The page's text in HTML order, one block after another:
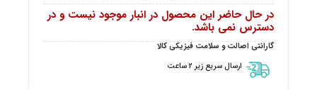
در حال حاضر این محصول در انبار موجود نیست و در
دسترس نمی باشد.
گارانتی اصالت و سلامت فیزیکی کالا
ارسال سریع زیر 2 ساعت